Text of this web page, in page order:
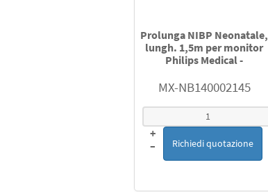
Prolunga NIBP Neonatale,
lungh. 1,5m per monitor
Philips Medical -
MX-NB140002145
+
–
Richiedi quotazione